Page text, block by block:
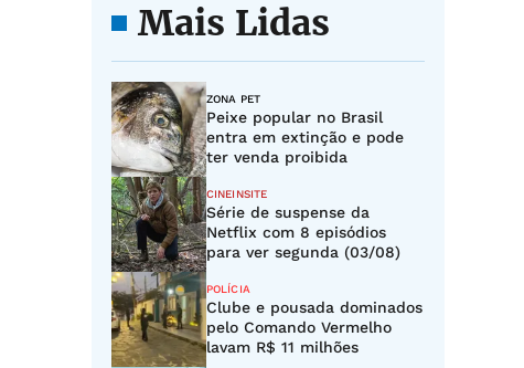
Mais Lidas
ZONA PET
Peixe popular no Brasil
entra em extinção e pode
ter venda proibida
CINEINSITE
Série de suspense da
Netflix com 8 episódios
para ver segunda (03/08)
POLÍCIA
Clube e pousada dominados
pelo Comando Vermelho
lavam R$ 11 milhões